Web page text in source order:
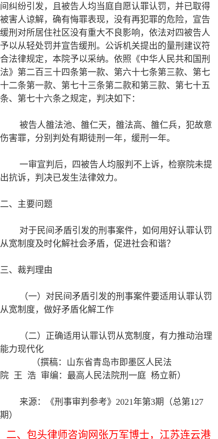
间纠纷引发，且被告人均当庭自愿认罪认罚，并已取得
被害人谅解，确有悔罪表现，没有再犯罪的危险，宣告
缓刑对所居住社区没有重大不良影响，依法对四被告人
予以从轻处罚并宣告缓刑。公诉机关提出的量刑建议符
合法律规定，本院予以采纳。依照《中华人民共和国刑
法》第二百三十四条第一款、第六十七条第三款、第七
十二条第一款、第七十三条第二款和第三款、第七十五
条、第七十六条之规定，判决如下：
被告人雒法池、雒仁天，雒法高、雒仁兵，犯故意
伤害罪，分别判处有期徒刑一年，缓刑一年。
一审宣判后，四被告人均服判不上诉，检察院未提
出抗诉，判决已发生法律效力。
二、主要问题
对于民间矛盾引发的刑事案件，如何用好认罪认罚
从宽制度及时化解社会矛盾，促进社会和谐？
三、裁判理由
（一）对民间矛盾引发的刑事案件要适用认罪认罚
从宽制度，做好矛盾化解工作
（二）正确适用认罪认罚从宽制度，有力推动治理
能力现代化
（撰稿：山东省青岛市即墨区人民法
院 王 浩 审编：最高人民法院刑一庭 杨立新）
来源：《刑事审判参考》2021年第3期（总第127
期）
二、 包头律师咨询网张万军博士，江苏连云港